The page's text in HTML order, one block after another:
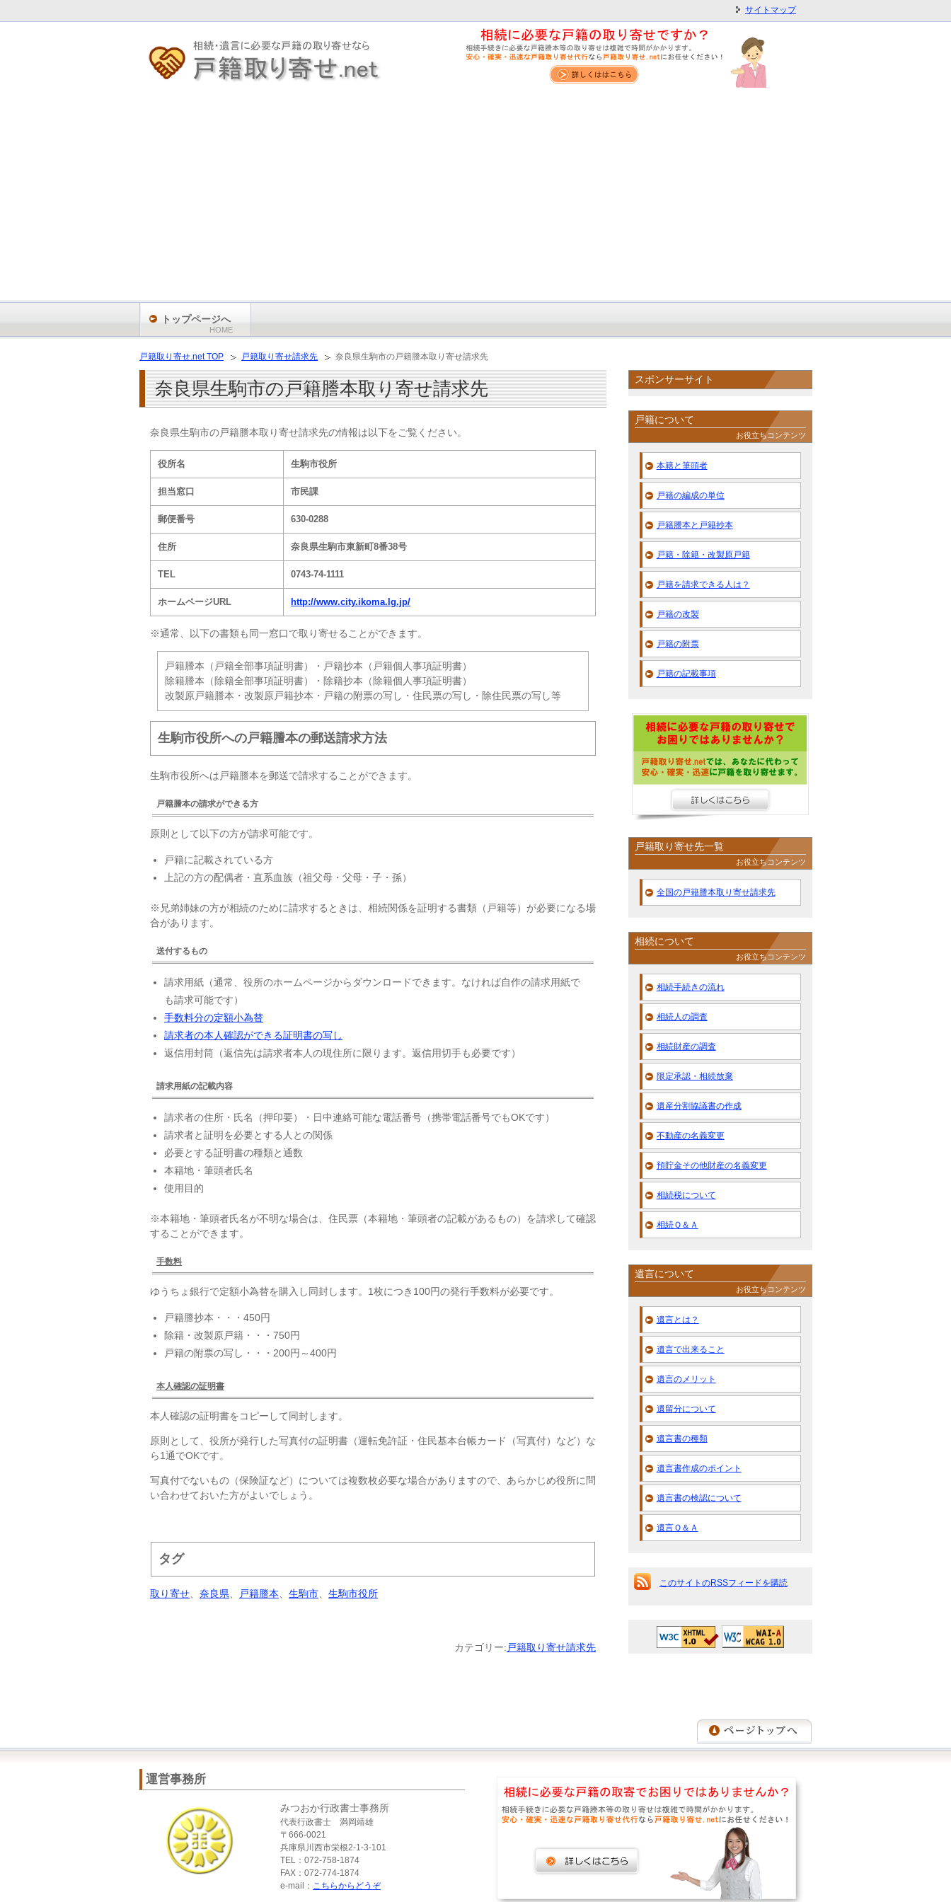
トップページへ
HOME
戸籍取り寄せ.net TOP 戸籍取り寄せ請求先 奈良県生駒市の戸籍謄本取り寄せ請求先
奈良県生駒市の戸籍謄本取り寄せ請求先
奈良県生駒市の戸籍謄本取り寄せ請求先の情報は以下をご覧ください。
役所名 生駒市役所
担当窓口 市民課
郵便番号 630-0288
住所 奈良県生駒市東新町8番38号
TEL 0743-74-1111
ホームページURL http://www.city.ikoma.lg.jp/
※通常、以下の書類も同一窓口で取り寄せることができます。
戸籍謄本（戸籍全部事項証明書）・戸籍抄本（戸籍個人事項証明書）
除籍謄本（除籍全部事項証明書）・除籍抄本（除籍個人事項証明書）
改製原戸籍謄本・改製原戸籍抄本・戸籍の附票の写し・住民票の写し・除住民票の写し等
生駒市役所への戸籍謄本の郵送請求方法
生駒市役所へは戸籍謄本を郵送で請求することができます。
戸籍謄本の請求ができる方
原則として以下の方が請求可能です。
戸籍に記載されている方
上記の方の配偶者・直系血族（祖父母・父母・子・孫）
※兄弟姉妹の方が相続のために請求するときは、相続関係を証明する書類（戸籍等）が必要になる場
合があります。
送付するもの
請求用紙（通常、役所のホームページからダウンロードできます。なければ自作の請求用紙で
も請求可能です）
手数料分の定額小為替
請求者の本人確認ができる証明書の写し
返信用封筒（返信先は請求者本人の現住所に限ります。返信用切手も必要です）
請求用紙の記載内容
請求者の住所・氏名（押印要）・日中連絡可能な電話番号（携帯電話番号でもOKです）
請求者と証明を必要とする人との関係
必要とする証明書の種類と通数
本籍地・筆頭者氏名
使用目的
※本籍地・筆頭者氏名が不明な場合は、住民票（本籍地・筆頭者の記載があるもの）を請求して確認
することができます。
手数料
ゆうちょ銀行で定額小為替を購入し同封します。1枚につき100円の発行手数料が必要です。
戸籍謄抄本・・・450円
除籍・改製原戸籍・・・750円
戸籍の附票の写し・・・200円～400円
本人確認の証明書
本人確認の証明書をコピーして同封します。
原則として、役所が発行した写真付の証明書（運転免許証・住民基本台帳カード（写真付）など）な
ら1通でOKです。
写真付でないもの（保険証など）については複数枚必要な場合がありますので、あらかじめ役所に問
い合わせておいた方がよいでしょう。
タグ
取り寄せ、 奈良県、 戸籍謄本、 生駒市、 生駒市役所
カテゴリー:戸籍取り寄せ請求先
スポンサーサイト
戸籍について
お役立ちコンテンツ
本籍と筆頭者
戸籍の編成の単位
戸籍謄本と戸籍抄本
戸籍・除籍・改製原戸籍
戸籍を請求できる人は？
戸籍の改製
戸籍の附票
戸籍の記載事項
戸籍取り寄せ先一覧
お役立ちコンテンツ
全国の戸籍謄本取り寄せ請求先
相続について
お役立ちコンテンツ
相続手続きの流れ
相続人の調査
相続財産の調査
限定承認・相続放棄
遺産分割協議書の作成
不動産の名義変更
預貯金その他財産の名義変更
相続税について
相続Ｑ＆Ａ
遺言について
お役立ちコンテンツ
遺言とは？
遺言で出来ること
遺言のメリット
遺留分について
遺言書の種類
遺言書作成のポイント
遺言書の検認について
遺言Ｑ＆Ａ
このサイトのRSSフィードを購読
運営事務所
みつおか行政書士事務所
代表行政書士 満岡靖雄
〒666-0021
兵庫県川西市栄根2-1-3-101
TEL：072-758-1874
FAX：072-774-1874
e-mail： こちらからどうぞ
サイトマップ